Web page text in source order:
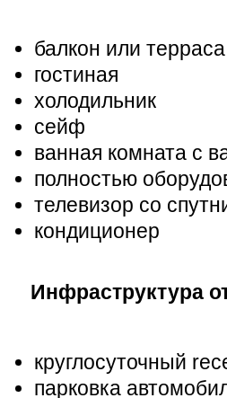
балкон или
гостиная
холодильник
сейф
ванная комната с
полностью
телевизор со
кондиционер
Инфраструктура
круглосуточный
парковка